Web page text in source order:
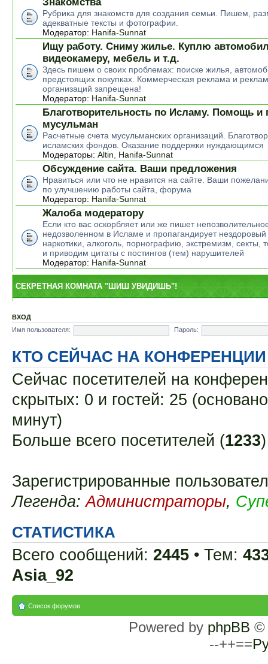
Рубрика для знакомств для создания семьи. Пишем,
адекватные тексты и фотографии.
Модератор: Hanifa-Sunnat
Ищу работу. Сниму жилье. Куплю
видеокамеру, мебель и т.д.
Здесь пишем о своих проблемах: поиске жилья,
предстоящих покупках. Коммерческая реклама и
организаций запрещена!
Модератор: Hanifa-Sunnat
Благотворительность по Исламу. Помощь и
мусульман
Расчетные счета мусульманских организаций.
исламских фондов. Оказание поддержки нуждающимся
Модераторы: Altin Hanifa-Sunnat
Обсуждение сайта. Ваши предложения
Нравиться или что не нравится на сайте. Ваши
по улучшению работы сайта, форума
Модератор: Hanifa-Sunnat
Жалоба модератору
Если кто вас оскорбляет или же пишет
недозволенном в Исламе и пропагандирует
наркотики, алкоголь, порнографию, экстремизм, секты,
и приводим цитаты с постингов (тем) нарушителей
Модератор: Hanifa-Sunnat
СЕКРЕТНАЯ КОМНАТА "ШИШ УВИДИШЬ"!
ВХОД
Имя пользователя:
Пароль:
КТО СЕЙЧАС НА КОНФЕРЕНЦИИ
Сейчас посетителей на
скрытых: 0 и гостей: 25
минут)
Больше всего посетителей (1233
Зарегистрированные
Легенда:Администраторы,
СТАТИСТИКА
Всего сообщений: 2445 • Тем:
Asia_92
Список форумов
Powered by phpBB ©
--++==